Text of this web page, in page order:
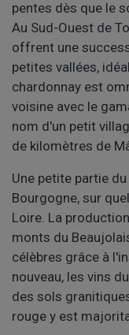
pentes dès que le
Au Sud-Ouest de
offrent une
petites vallées,
chardonnay est
voisine avec le
nom d'un petit
de kilomètres de
Une petite partie
Bourgogne, sur
Loire. La
monts du
célèbres grâce à
nouveau, les vins
des sols
rouge y est